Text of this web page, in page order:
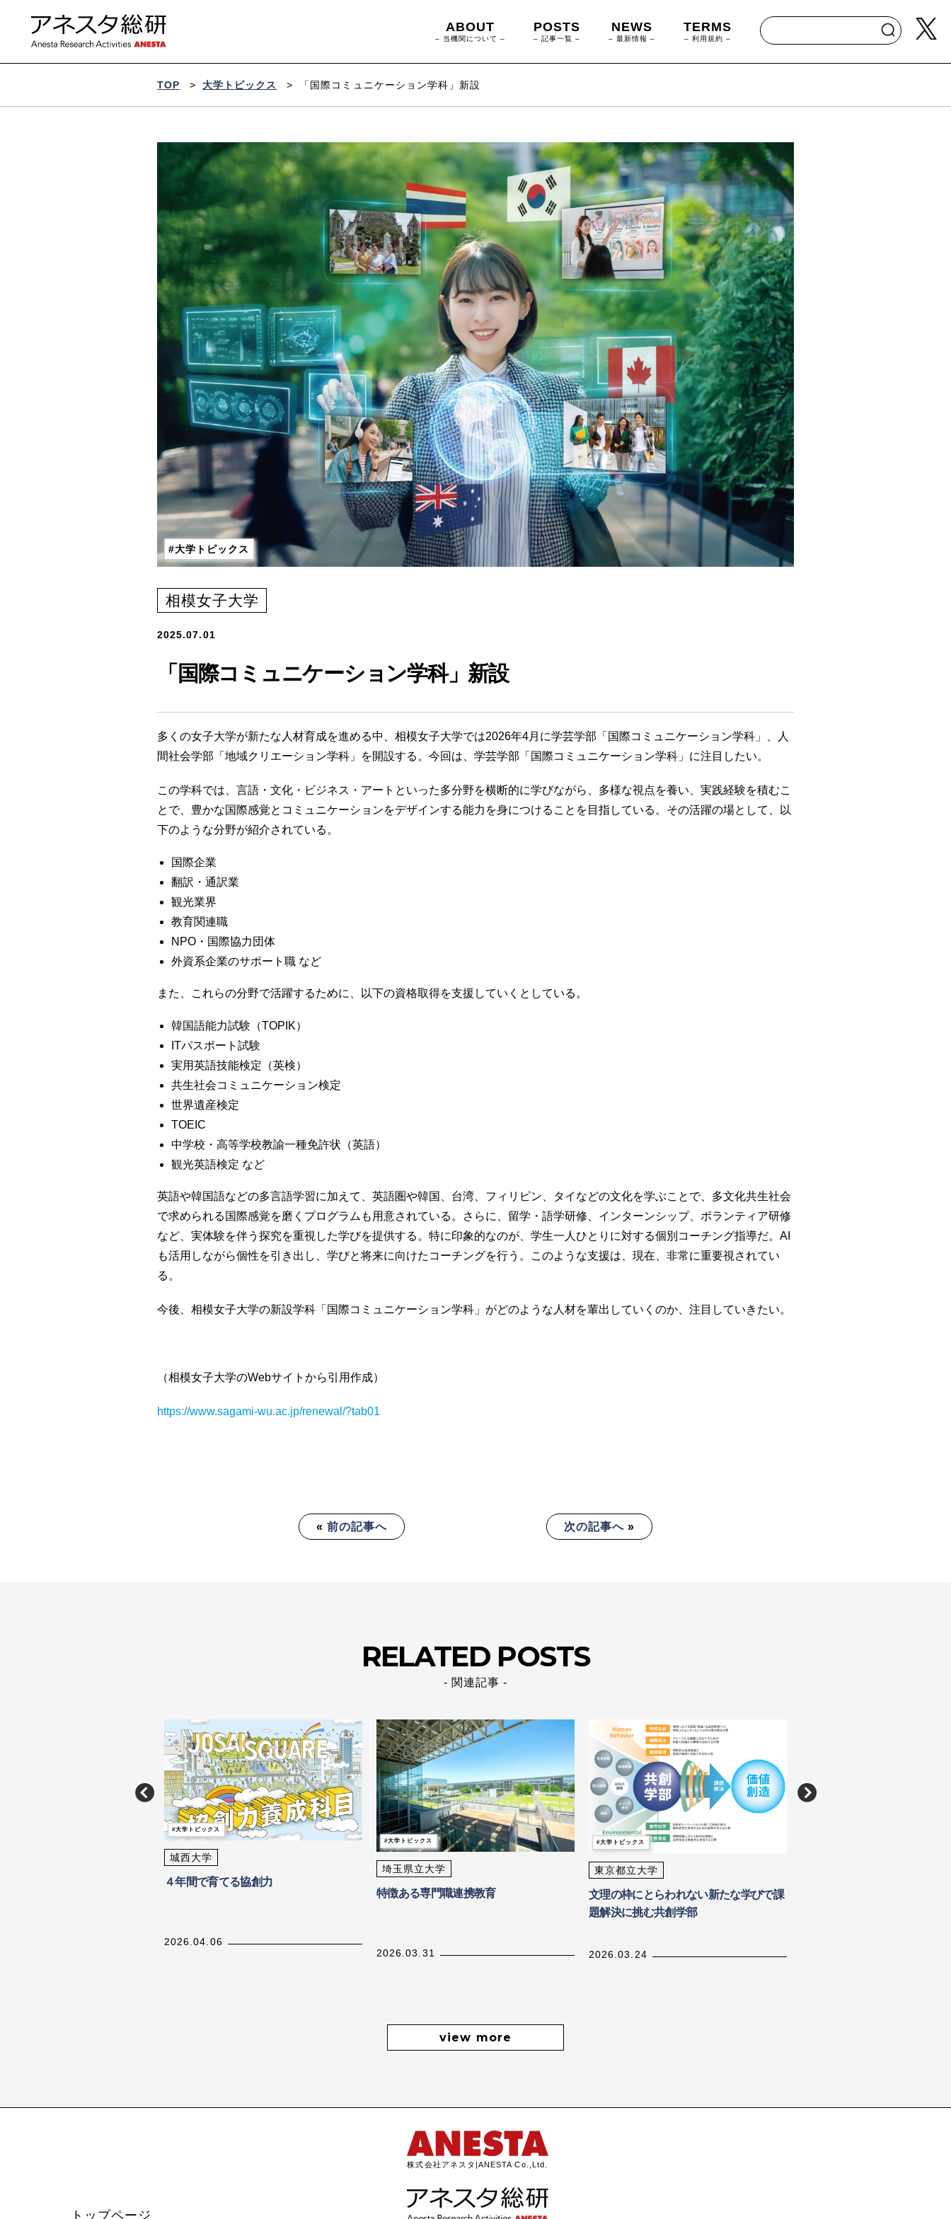
タ
ABOUT
– 当機関について –
POSTS
– 記事一覧 –
NEWS
– 最新情報 –
TERMS
– 利用規約 –
TOP > 大学トピックス > 「国際コミュニケーション学科」新設
大学トピックス
相模女子大学
2025.07.01
「国際コミュニケーション学科」新設
多くの女子大学が新たな人材育成を進める中、相模女子大学では2026年4月に学芸学部「国際コミュニケーション学科」、人
間社会学部「地域クリエーション学科」を開設する。今回は、学芸学部「国際コミュニケーション学科」に注目したい。
この学科では、言語・文化・ビジネス・アートといった多分野を横断的に学びながら、多様な視点を養い、実践経験を積むこ
とで、豊かな国際感覚とコミュニケーションをデザインする能力を身につけることを目指している。その活躍の場として、以
下のような分野が紹介されている。
国際企業
翻訳・通訳業
観光業界
教育関連職
NPO・国際協力団体
外資系企業のサポート職 など
また、これらの分野で活躍するために、以下の資格取得を支援していくとしている。
韓国語能力試験（TOPIK）
ITパスポート試験
実用英語技能検定（英検）
共生社会コミュニケーション検定
世界遺産検定
TOEIC
中学校・高等学校教諭一種免許状（英語）
観光英語検定 など
英語や韓国語などの多言語学習に加えて、英語圏や韓国、台湾、フィリピン、タイなどの文化を学ぶことで、多文化共生社会
で求められる国際感覚を磨くプログラムも用意されている。さらに、留学・語学研修、インターンシップ、ボランティア研修
など、実体験を伴う探究を重視した学びを提供する。特に印象的なのが、学生一人ひとりに対する個別コーチング指導だ。AI
も活用しながら個性を引き出し、学びと将来に向けたコーチングを行う。このような支援は、現在、非常に重要視されてい
る。
今後、相模女子大学の新設学科「国際コミュニケーション学科」がどのような人材を輩出していくのか、注目していきたい。
（相模女子大学のWebサイトから引用作成）
https://www.sagami-wu.ac.jp/renewal/?tab01
« 前の記事へ 次の記事へ »
RELATED POSTS
- 関連記事 -
大学トピックス
城西大学
４年間で育てる協創力
2026.04.06
大学トピックス
埼玉県立大学
特徴ある専門職連携教育
2026.03.31
大学トピックス
東京都立大学
文理の枠にとらわれない新たな学びで課
題解決に挑む共創学部
2026.03.24
view more
トップページ
株式会社アネスタ|ANESTA Co.,Ltd.